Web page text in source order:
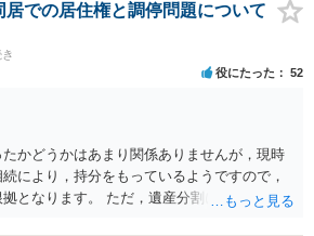
居での居住権と調停問題について
役にたった 52
かどうかはあまり関係ありませんが，現時
により，持分をもっているようですので，
となります。 ただ，遺産分割により，母の